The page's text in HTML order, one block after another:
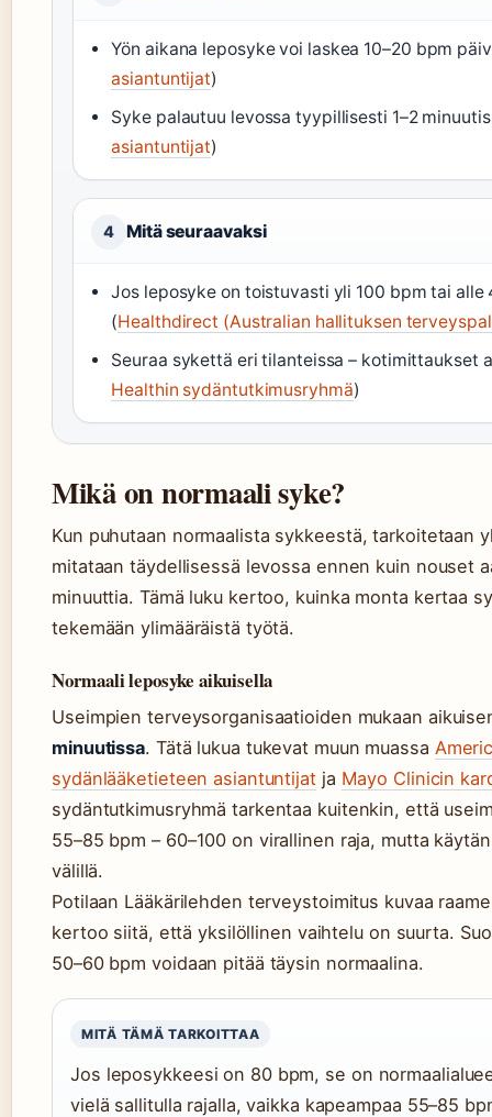
Yön aikana leposyke voi laskea 10–20 bpm
asiantuntijat)
Syke palautuu levossa tyypillisesti 1–2
asiantuntijat)
4 Mitä seuraavaksi
Jos leposyke on toistuvasti yli 100 bpm tai
(Healthdirect (Australian hallituksen
Seuraa sykettä eri tilanteissa – kotimittaukset
Healthin sydäntutkimusryhmä)
Mikä on normaali syke?
Kun puhutaan normaalista sykkeestä, tarkoitetaan
mitataan täydellisessä levossa ennen kuin nouset
minuuttia. Tämä luku kertoo, kuinka monta kertaa
tekemään ylimääräistä työtä.
Normaali leposyke aikuisella
Useimpien terveysorganisaatioiden mukaan
minuutissa. Tätä lukua tukevat muun muassa
sydänlääketieteen asiantuntijatja Mayo Clinicin
sydäntutkimusryhmä tarkentaa kuitenkin, että
55–85 bpm – 60–100 on virallinen raja, mutta
välillä.
Potilaan Lääkärilehden terveystoimitus kuvaa
kertoo siitä, että yksilöllinen vaihtelu on suurta.
50–60 bpm voidaan pitää täysin normaalina.
MITÄ TÄMÄ TARKOITTAA
Jos leposykkeesi on 80 bpm, se on
vielä sallitulla rajalla, vaikka kapeampaa 55–85